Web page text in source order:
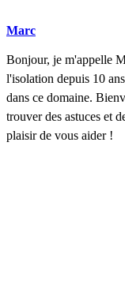
Marc
Bonjour, je m'appelle
l'isolation depuis 10
dans ce domaine.
trouver des astuces et
plaisir de vous aider !